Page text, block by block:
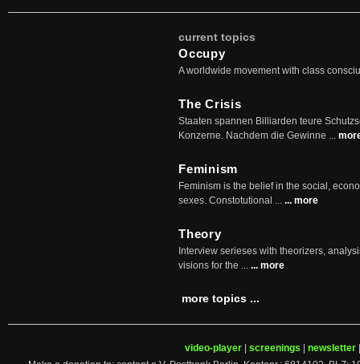
current topics
Occupy
A worldwide movement with class
The Crisis
Staaten spannen Billiarden teure
Konzerne. Nachdem die Gewinne ...
Feminism
Feminism is the belief in the social,
sexes. Constotutional ... ... more
Theory
Interview serieses with theorizers,
visions for the ... ... more
more topics ...
video-player screenings newsletter